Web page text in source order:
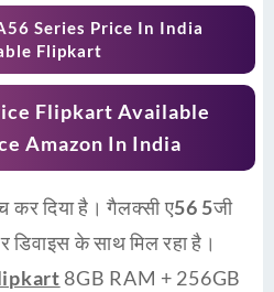
Series Price In India
Flipkart
Flipkart Available
Amazon In India
कर दिया है।गैलक्सी ए56 5जी
डिवाइस के साथ मिल रहा है।
8GB RAM + 256GB